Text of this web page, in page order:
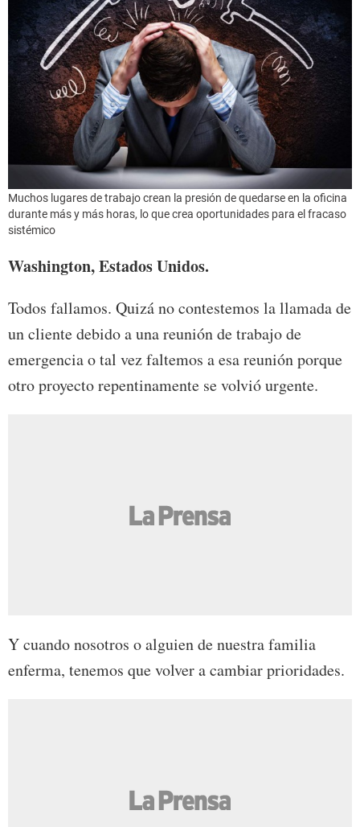
Muchos lugares de trabajo crean la presión de quedarse en la oficina
durante más y más horas, lo que crea oportunidades para el fracaso
sistémico
Washington, Estados Unidos.
Todos fallamos. Quizá no contestemos la llamada de
un cliente debido a una reunión de trabajo de
emergencia o tal vez faltemos a esa reunión porque
otro proyecto repentinamente se volvió urgente.
Y cuando nosotros o alguien de nuestra familia
enferma, tenemos que volver a cambiar prioridades.